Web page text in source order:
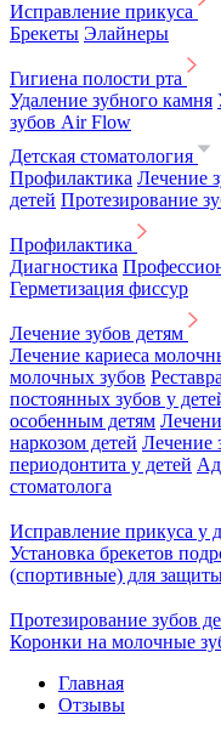
Исправление прикуса
Брекеты Элайнеры
Гигиена полости рта
Удаление зубного камня
зубов Air Flow
Детская стоматология
Профилактика Лечение
детей Протезирование
Профилактика
Диагностика
Герметизация фиссур
Лечение зубов детям
Лечение кариеса
молочных зубов
постоянных зубов у
особенным детям
наркозом детей Лечение
периодонтита у детей
стоматолога
Исправление прикуса у
Установка брекетов
(спортивные) для
Протезирование зубов
Коронки на молочные
Главная
Отзывы